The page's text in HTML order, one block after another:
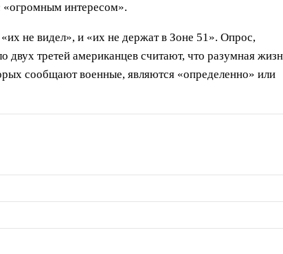
«огромным интересом».
не видел», и «их не держат в Зоне 51». Опрос,
двух третей американцев считают, что разумная
сообщают военные, являются «определенно» или